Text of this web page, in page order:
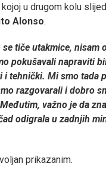
u drugom kolu
Alonso.
tiče utakmice, nisam
pokušavali napraviti
tehnički. Mi smo tada
razgovarali i dobro
važno je da
odigrala u zadnjih
prikazanim.